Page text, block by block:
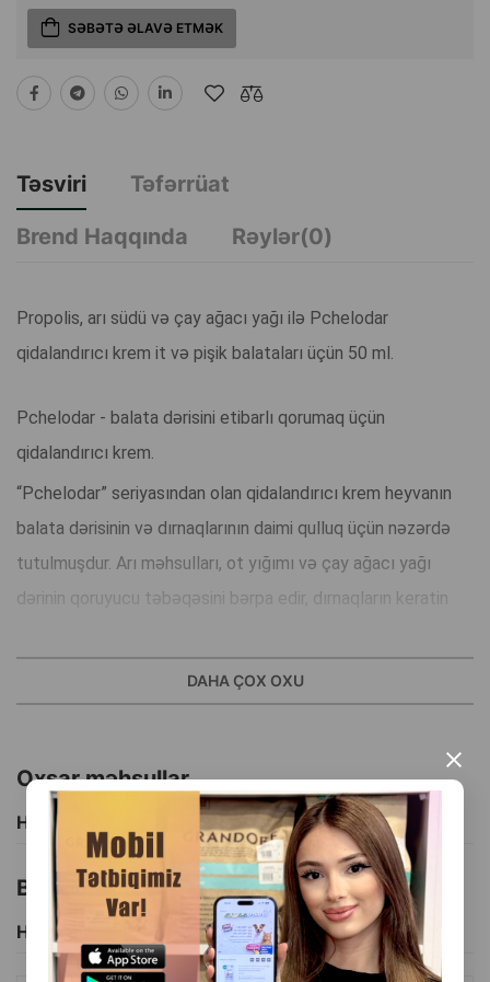
×
SƏBƏTƏ ƏLAVƏ ETMƏK
Təsviri
Təfərrüat
Brend Haqqında
Rəylər(0)
Propolis, arı südü və çay ağacı yağı ilə Pchelodar
qidalandırıcı krem it və pişik balataları üçün 50 ml.
Pchelodar - balata dərisini etibarlı qorumaq üçün
qidalandırıcı krem.
“Pchelodar” seriyasından olan qidalandırıcı krem heyvanın
balata dərisinin və dırnaqlarının daimi qulluq üçün nəzərdə
tutulmuşdur. Arı məhsulları, ot yığımı və çay ağacı yağı
dərinin qoruyucu təbəqəsini bərpa edir, dırnaqların keratin
DAHA ÇOX OXU
Oxşar məhsullar
Hamısını Gör
Bu brendin başqa məhsulları
Hamısını Gör